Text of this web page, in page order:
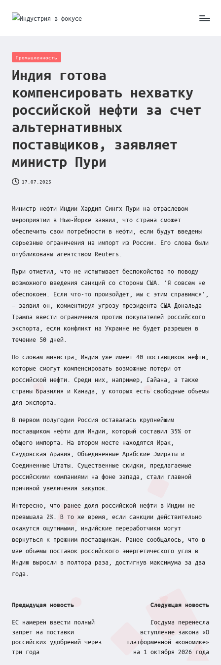
Skip
н
д
у
с
т
р
и
я
в
ф
о
к
у
с
е
Posted
Промышленность
Индия готова
компенсировать нехватку
российской нефти за счет
альтернативных
поставщиков, заявляет
министр Пури
17.07.2025
Министр нефти Индии Хардип Сингх Пури на отраслевом
мероприятии в Нью-Йорке заявил, что страна сможет
обеспечить свои потребности в нефти, если будут введены
серьезные ограничения на импорт из России. Его слова были
опубликованы агентством Reuters.
Пури отметил, что не испытывает беспокойства по поводу
возможного введения санкций со стороны США. ‘Я совсем не
обеспокоен. Если что-то произойдет, мы с этим справимся’,
— заявил он, комментируя угрозу президента США Дональда
Трампа ввести ограничения против покупателей российского
экспорта, если конфликт на Украине не будет разрешен в
течение 50 дней.
По словам министра, Индия уже имеет 40 поставщиков нефти,
которые смогут компенсировать возможные потери от
российской нефти. Среди них, например, Гайана, а также
страны Бразилия и Канада, у которых есть свободные объемы
для экспорта.
В первом полугодии Россия оставалась крупнейшим
поставщиком нефти для Индии, который составил 35% от
общего импорта. На втором месте находятся Ирак,
Саудовская Аравия, Объединенные Арабские Эмираты и
Соединенные Штаты. Существенные скидки, предлагаемые
российскими компаниями на фоне запада, стали главной
причиной увеличения закупок.
Интересно, что ранее доля российской нефти в Индии не
превышала 2%. В то же время, если санкции действительно
окажутся ощутимыми, индийские переработчики могут
вернуться к прежним поставщикам. Ранее сообщалось, что в
мае объемы поставок российского энергетического угля в
Индию выросли в полтора раза, достигнув максимума за два
года.
Post
navigation
Предыдущая новость
ЕС намерен ввести полный
запрет на поставки
российских удобрений через
три года
Следующая новость
Госдума перенесла
вступление закона «О
платформенной экономике»
на 1 октября 2026 года